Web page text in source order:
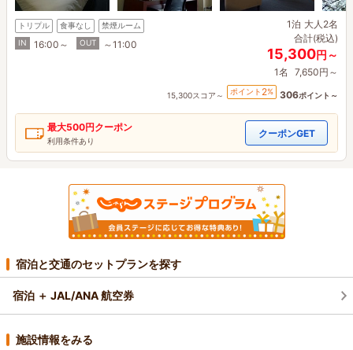
トリプル 食事なし
禁煙ルーム
IN
16:00～ OUT ～11:00
1泊 大人2名
合計(税込)
15,300円～
1名 7,650円～
15,300スコア～ ポイント 2% 306ポイント～
最大500円クーポン
利用条件あり
クーポンGET
宿泊と交通のセットプランを探す
宿泊 ＋ JAL/ANA 航空券
施設情報をみる